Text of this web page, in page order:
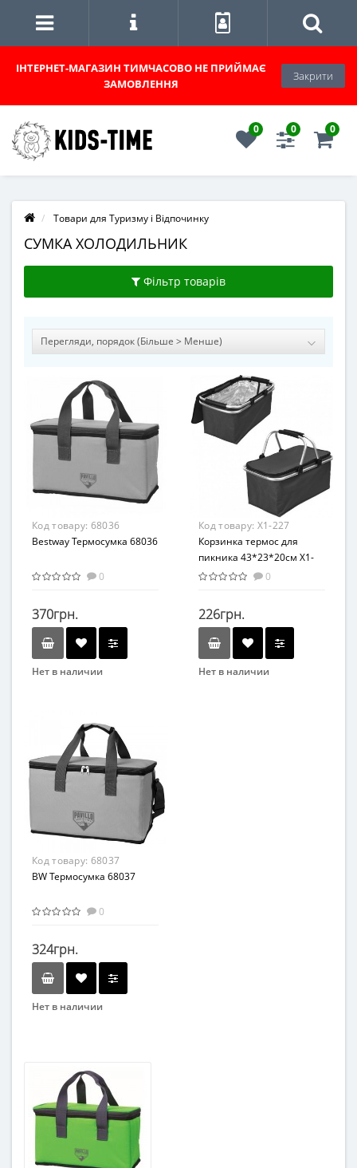
ІНТЕРНЕТ-МАГАЗИН ТИМЧАСОВО НЕ ПРИЙМАЄ
ЗАМОВЛЕННЯ
Закрити
0 0 0
Товари для Туризму і Відпочинку
СУМКА ХОЛОДИЛЬНИК
Фільтр товарів
Код товару: 68036
Bestway Термосумка 68036
0
370грн.
Нет в наличии
Спортивный инвентарь
Возраст
от 3 лет
Материал
Комбинированный
Код товару: Х1-227
Корзинка термос для
пикника 43*23*20см Х1-
227
0
226грн.
Нет в наличии
Код товару: 68037
BW Термосумка 68037
0
324грн.
Нет в наличии
от 3 лет
Материал
Полиэстер